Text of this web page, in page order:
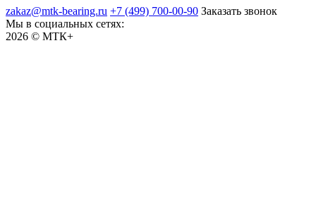
zakaz@mtk-bearing.ru +7 (499) 700-00-90 Заказать звонок
Мы в социальных сетях:
2026 © МТК+